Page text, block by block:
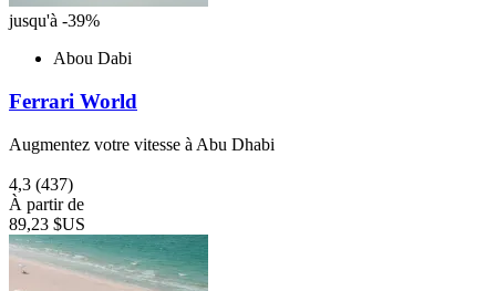
jusqu'à -39%
Abou Dabi
Ferrari World
Augmentez votre vitesse à Abu Dhabi
4,3 (437)
À partir de
89,23 $US